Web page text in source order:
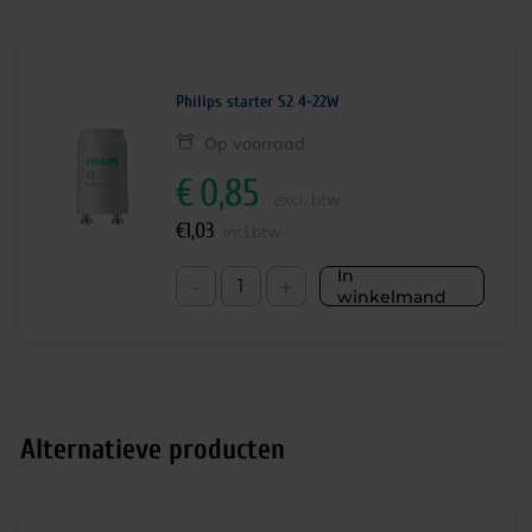
Philips starter S2 4-22W
Op voorraad
In
winkelmand
€0,85
€1,03
Alternatieve producten